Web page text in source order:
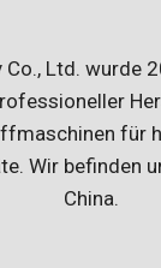
Co., Ltd. wurde
für
Wir befinden
China.